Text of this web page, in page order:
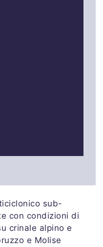
sub-
con condizioni di
crinale alpino e
e Molise